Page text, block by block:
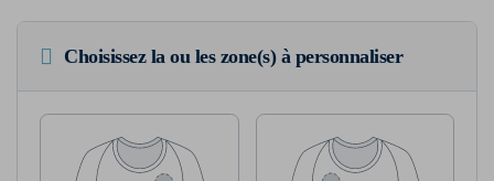
Choisissez la ou les zone(s) à personnaliser